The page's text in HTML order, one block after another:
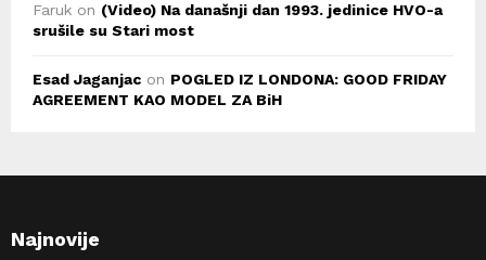
Faruk on (Video) Na današnji dan 1993. jedinice HVO-a
srušile su Stari most
Esad Jaganjac on POGLED IZ LONDONA: GOOD FRIDAY
AGREEMENT KAO MODEL ZA BiH
Najnovije